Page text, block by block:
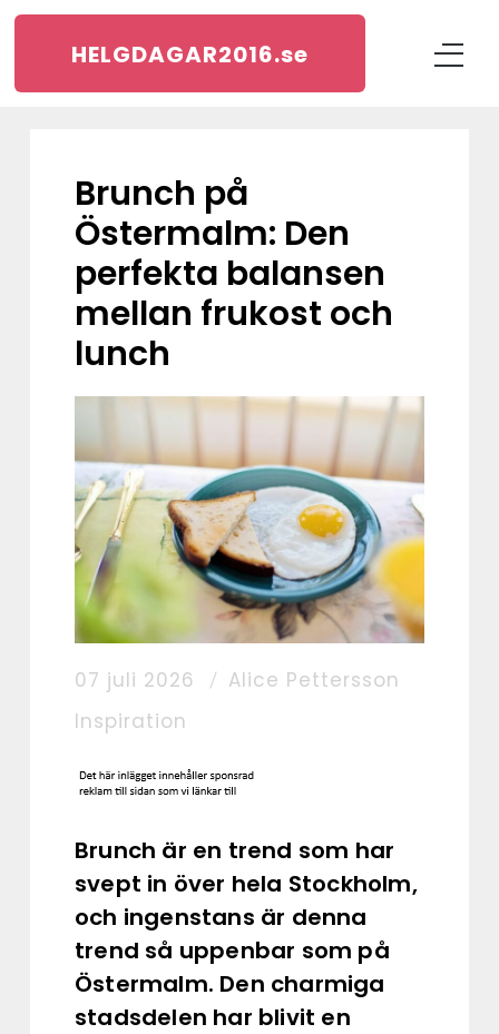
HELGDAGAR2016.se
Brunch på
Östermalm: Den
perfekta balansen
mellan frukost och
lunch
07 juli 2026
Alice Pettersson
Inspiration
Brunch är en trend som har
svept in över hela Stockholm,
och ingenstans är denna
trend så uppenbar som på
Östermalm. Den charmiga
stadsdelen har blivit en